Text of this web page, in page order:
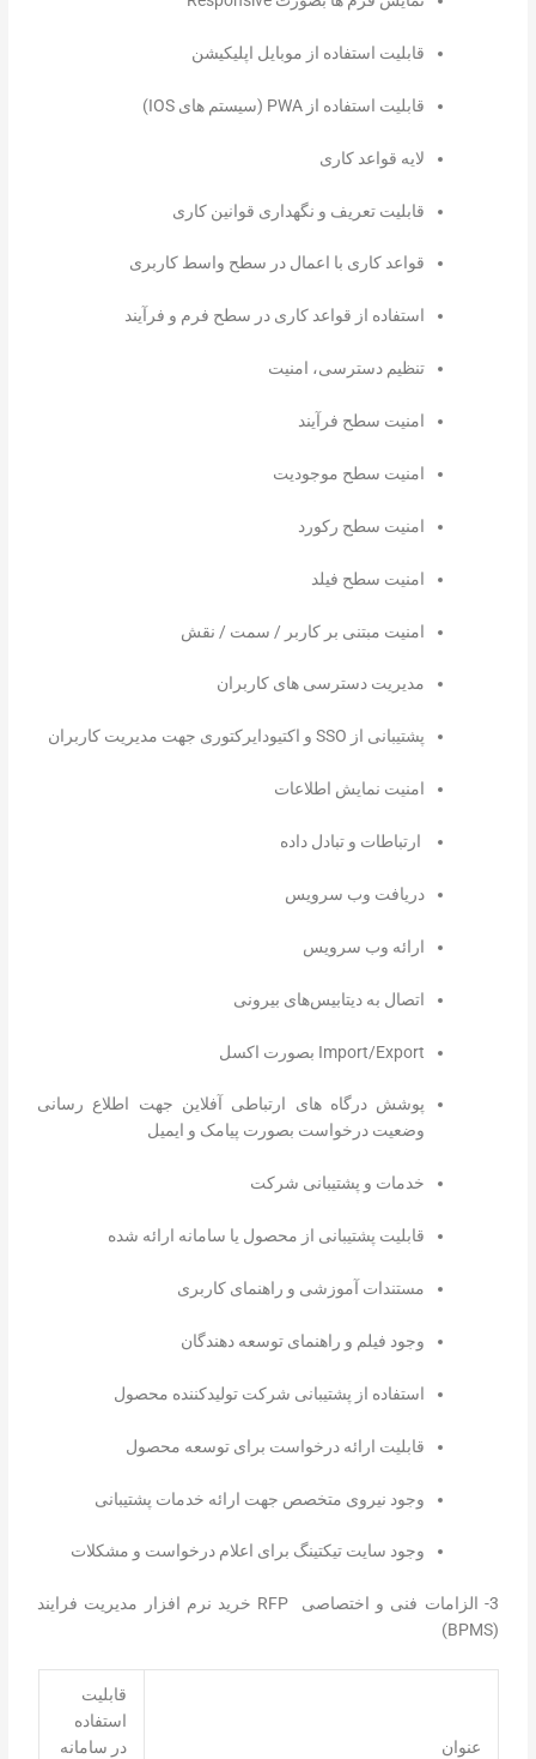
قابلیت استفاده از موبایل اپلیکیشن
قابلیت استفاده از PWA (سیستم های IOS)
لایه قواعد کاری
قابلیت تعریف و نگهداری قوانین کاری
قواعد کاری با اعمال در سطح واسط کاربری
استفاده از قواعد کاری در سطح فرم و فرآیند
تنظیم دسترسی، امنیت
امنیت سطح فرآیند
امنیت سطح موجودیت
امنیت سطح رکورد
امنیت سطح فیلد
امنیت مبتنی بر کاربر / سمت / نقش
مدیریت دسترسی های کاربران
پشتیبانی از SSO و اکتیودایرکتوری جهت مدیریت کاربران
امنیت نمایش اطلاعات
ارتباطات و تبادل داده
دریافت وب سرویس
ارائه وب سرویس
اتصال به دیتابیس‌های بیرونی
Import/Export بصورت اکسل
پوشش درگاه های ارتباطی آفلاین جهت اطلاع رسانی
وضعیت درخواست بصورت پیامک و ایمیل
خدمات و پشتیبانی شرکت
قابلیت پشتیبانی از محصول یا سامانه ارائه شده
مستندات آموزشی و راهنمای کاربری
وجود فیلم و راهنمای توسعه دهندگان
استفاده از پشتیبانی شرکت تولیدکننده محصول
قابلیت ارائه درخواست برای توسعه محصول
وجود نیروی متخصص جهت ارائه خدمات پشتیبانی
وجود سایت تیکتینگ برای اعلام درخواست و مشکلات
3- الزامات فنی و اختصاصی RFP خرید نرم افزار مدیریت فرایند
(BPMS)
عنوان
قابلیت
استفاده
در سامانه